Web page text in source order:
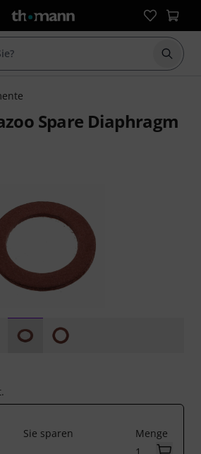
Suche
Spare Diaphragm
5 Sternen aus 273 Kundenbewertungen
Sie sparen
Menge